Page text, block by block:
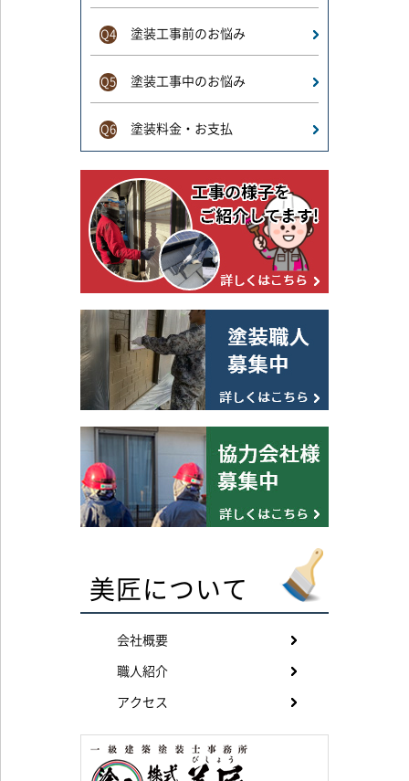
Q4 塗装工事前のお悩み
Q5 塗装工事中のお悩み
Q6 塗装料金・お支払
美匠について
会社概要
職人紹介
アクセス